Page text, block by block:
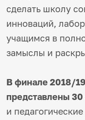
сделать школу
инноваций,
учащимся в
замыслы и
В финале 2018/
представлены
и